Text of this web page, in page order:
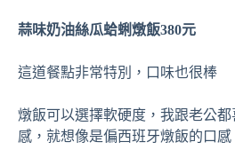
蒜味奶油絲瓜蛤蜊燉飯380元
這道餐點非常特別，口味也很棒
燉飯可以選擇軟硬度，我跟老公都
感，就想像是偏西班牙燉飯的口感